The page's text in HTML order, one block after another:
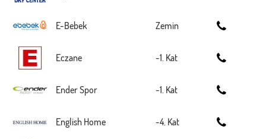
E-Bebek Zemin
Eczane -1. Kat
Ender Spor -1. Kat
English Home -4. Kat